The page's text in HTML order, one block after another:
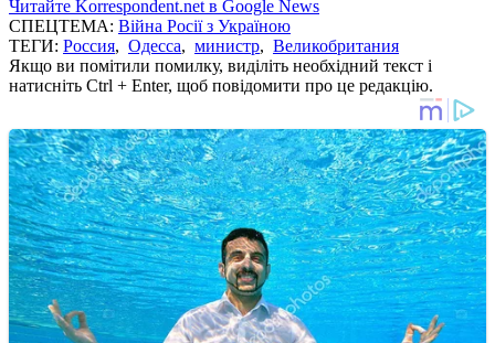
Читайте Korrespondent.net в Google News
СПЕЦТЕМА: Війна Росії з Україною
ТЕГИ: Россия, Одесса, министр, Великобритания
Якщо ви помітили помилку, виділіть необхідний текст і
натисніть Ctrl + Enter, щоб повідомити про це редакцію.